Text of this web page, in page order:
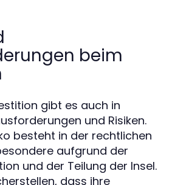
beim
gibt es auch in
und Risiken.
besteht in der rechtlichen
aufgrund der
und der Teilung der Insel.
dass ihre